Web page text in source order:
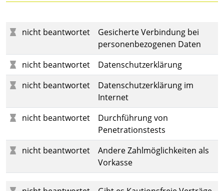
nicht beantwortet
Gesicherte Verbindung bei
personenbezogenen Daten
nicht beantwortet
Datenschutzerklärung
nicht beantwortet
Datenschutzerklärung im
Internet
nicht beantwortet
Durchführung von
Penetrationstests
nicht beantwortet
Andere Zahlmöglichkeiten als
Vorkasse